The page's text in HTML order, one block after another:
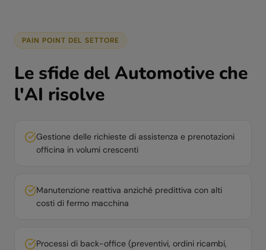
PAIN POINT DEL SETTORE
Le sfide delAutomotive che
l'AI risolve
Gestione delle richieste di assistenza e prenotazioni
officina in volumi crescenti
Manutenzione reattiva anziché predittiva con alti
costi di fermo macchina
Processi di back-office (preventivi, ordini ricambi,